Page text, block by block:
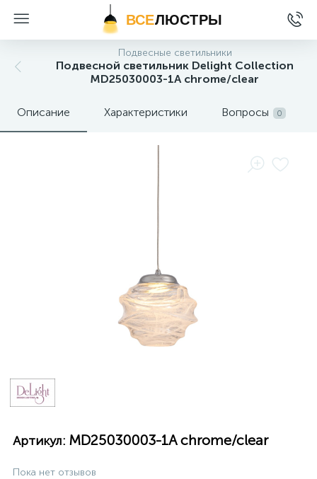
ВСЕЛЮСТРЫ
Подвесные светильники
Подвесной светильник Delight Collection
MD25030003-1A chrome/clear
Описание Характеристики Вопросы 0
Артикул: MD25030003-1A chrome/clear
Пока нет отзывов